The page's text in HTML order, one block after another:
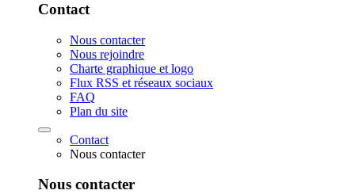
Contact
Nous contacter
Nous rejoindre
Charte graphique et logo
Flux RSS et réseaux sociaux
FAQ
Plan du site
Contact
Nous contacter
Nous contacter